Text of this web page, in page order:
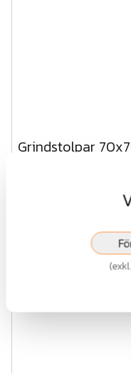
Grindstolpar
(